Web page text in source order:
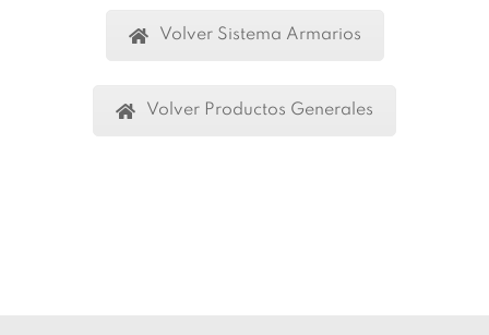
Volver Sistema Armarios
Volver Productos Generales